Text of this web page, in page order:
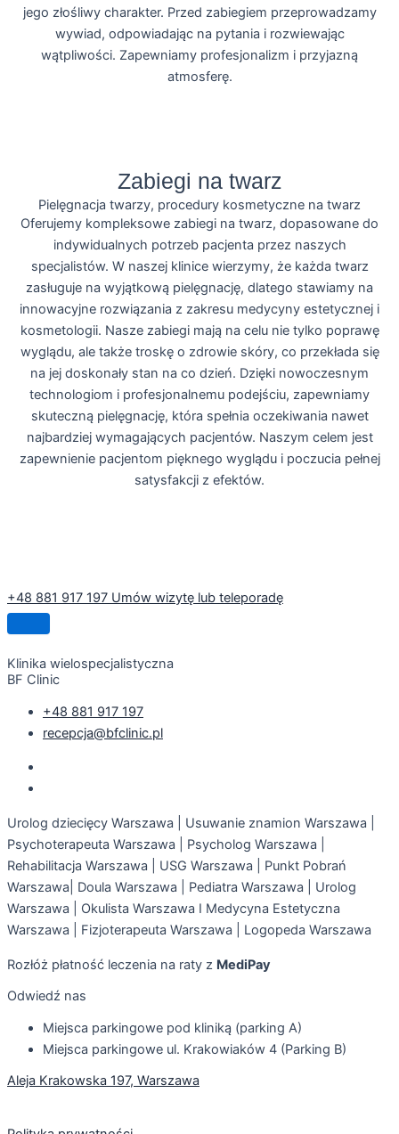
jego złośliwy charakter. Przed zabiegiem przeprowadzamy
wywiad, odpowiadając na pytania i rozwiewając
wątpliwości. Zapewniamy profesjonalizm i przyjazną
atmosferę.
Zabiegi na twarz
Pielęgnacja twarzy, procedury kosmetyczne na twarz
Oferujemy kompleksowe zabiegi na twarz, dopasowane do
indywidualnych potrzeb pacjenta przez naszych
specjalistów. W naszej klinice wierzymy, że każda twarz
zasługuje na wyjątkową pielęgnację, dlatego stawiamy na
innowacyjne rozwiązania z zakresu medycyny estetycznej i
kosmetologii. Nasze zabiegi mają na celu nie tylko poprawę
wyglądu, ale także troskę o zdrowie skóry, co przekłada się
na jej doskonały stan na co dzień. Dzięki nowoczesnym
technologiom i profesjonalnemu podejściu, zapewniamy
skuteczną pielęgnację, która spełnia oczekiwania nawet
najbardziej wymagających pacjentów. Naszym celem jest
zapewnienie pacjentom pięknego wyglądu i poczucia pełnej
satysfakcji z efektów.
+48 881 917 197 Umów wizytę lub teleporadę
Klinika wielospecjalistyczna
BF Clinic
+48 881 917 197
recepcja@bfclinic.pl
Urolog dziecięcy Warszawa | Usuwanie znamion Warszawa |
Psychoterapeuta Warszawa | Psycholog Warszawa |
Rehabilitacja Warszawa | USG Warszawa | Punkt Pobrań
Warszawa| Doula Warszawa | Pediatra Warszawa | Urolog
Warszawa | Okulista Warszawa I Medycyna Estetyczna
Warszawa | Fizjoterapeuta Warszawa | Logopeda Warszawa
Rozłóż płatność leczenia na raty z MediPay
Odwiedź nas
Miejsca parkingowe pod kliniką (parking A)
Miejsca parkingowe ul. Krakowiaków 4 (Parking B)
Aleja Krakowska 197, Warszawa